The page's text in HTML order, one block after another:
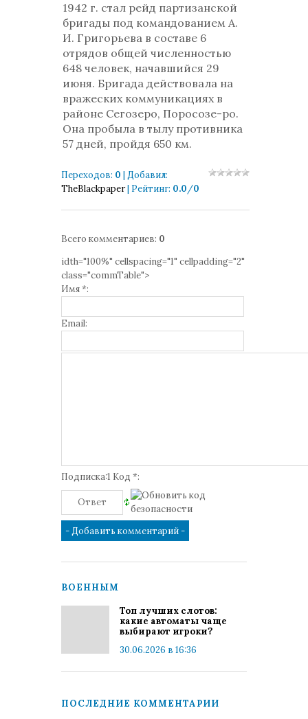
1942 г. стал рейд партизанской
бригады под командованием А.
И. Григорьева в составе 6
отрядов общей численностью
648 человек, начавшийся 29
июня. Бригада действовала на
вражеских коммуникациях в
районе Сегозеро, Поросозе-ро.
Она пробыла в тылу противника
57 дней, пройдя 650 км.
Переходов: 0 | Добавил:
TheBlackpaper| Рейтинг: 0.0/0
Всего комментариев: 0
idth="100%" cellspacing="1" cellpadding="2"
class="commTable">
Имя *:
Email:
Подписка:1 Код *:
ВОЕННЫМ
Топ лучших слотов:
какие автоматы чаще
выбирают игроки?
30.06.2026 в 16:36
ПОСЛЕДНИЕ КОММЕНТАРИИ